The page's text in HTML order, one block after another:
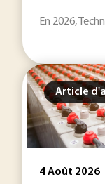
En 2026,
Article
4 Août 2026